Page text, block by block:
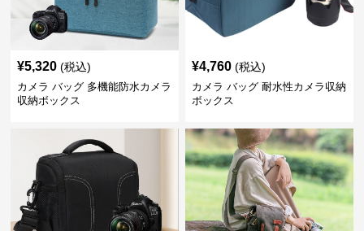
¥5,320 (税込)
カメラ バッグ 多機能防水カメラ
収納ボックス
¥4,760 (税込)
カメラ バッグ 耐水性カメラ収納
ボックス